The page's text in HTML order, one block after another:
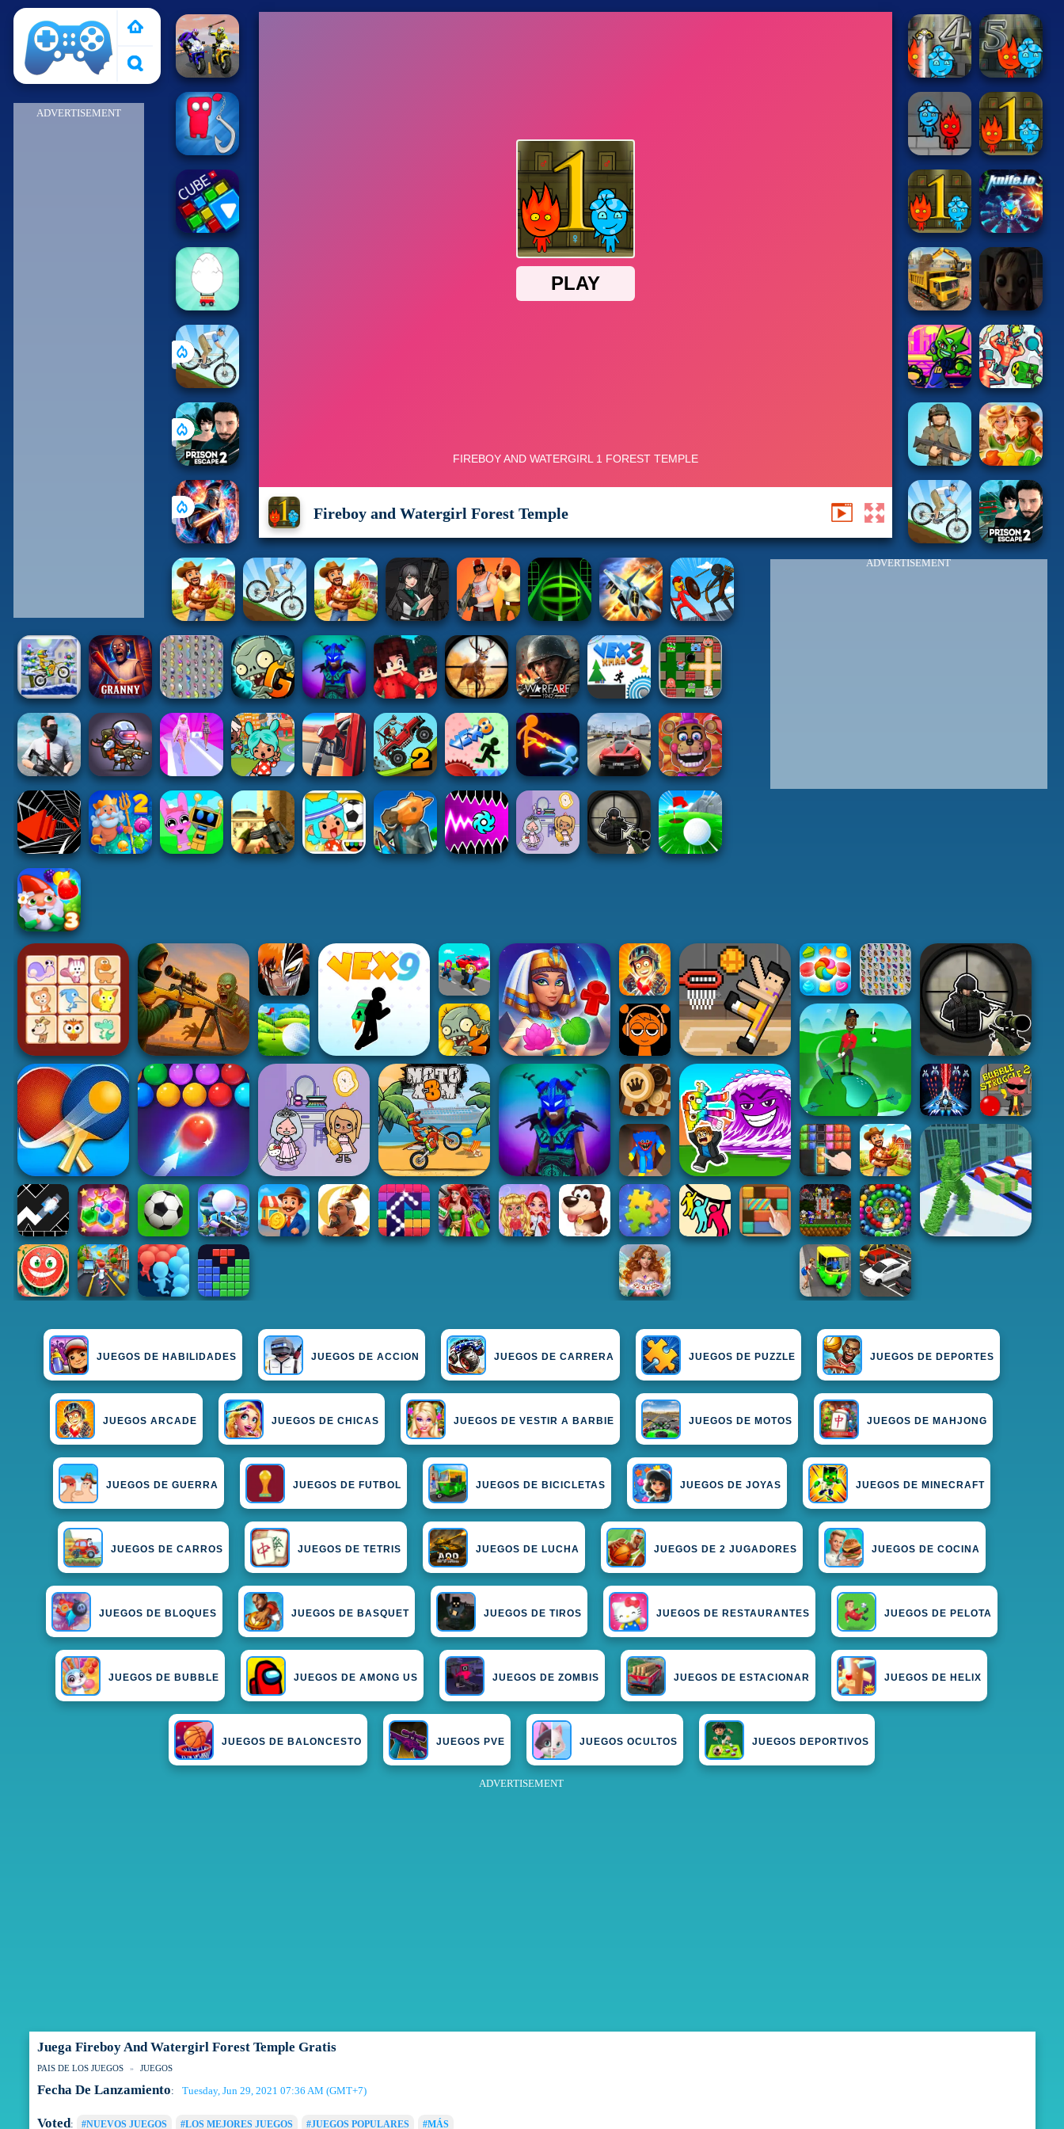
ADVERTISEMENT
Fireboy and Watergirl Forest Temple
ADVERTISEMENT
JUEGOS DE HABILIDADES JUEGOS DE ACCION JUEGOS DE CARRERA JUEGOS DE PUZZLE JUEGOS DE DEPORTES
JUEGOS ARCADE JUEGOS DE CHICAS JUEGOS DE VESTIR A BARBIE JUEGOS DE MOTOS JUEGOS DE MAHJONG
JUEGOS DE GUERRA JUEGOS DE FUTBOL JUEGOS DE BICICLETAS JUEGOS DE JOYAS JUEGOS DE MINECRAFT
JUEGOS DE CARROS JUEGOS DE TETRIS JUEGOS DE LUCHA JUEGOS DE 2 JUGADORES JUEGOS DE COCINA
JUEGOS DE BLOQUES JUEGOS DE BASQUET JUEGOS DE TIROS JUEGOS DE RESTAURANTES JUEGOS DE PELOTA
JUEGOS DE BUBBLE JUEGOS DE AMONG US JUEGOS DE ZOMBIS JUEGOS DE ESTACIONAR JUEGOS DE HELIX
JUEGOS DE BALONCESTO JUEGOS PVE JUEGOS OCULTOS JUEGOS DEPORTIVOS
ADVERTISEMENT
Juega Fireboy And Watergirl Forest Temple Gratis
PAIS DE LOS JUEGOS JUEGOS
Fecha De Lanzamiento: Tuesday, Jun 29, 2021 07:36 AM (GMT+7)
Voted: #NUEVOS JUEGOS #LOS MEJORES JUEGOS #JUEGOS POPULARES #MÁS